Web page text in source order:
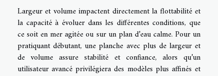
Largeur et volume impactent directement la flottabilité et
la capacité à évoluer dans les différentes conditions, que
ce soit en mer agitée ou sur un plan d’eau calme. Pour un
pratiquant débutant, une planche avec plus de largeur et
de volume assure stabilité et confiance, alors qu’un
utilisateur avancé privilégiera des modèles plus affinés et